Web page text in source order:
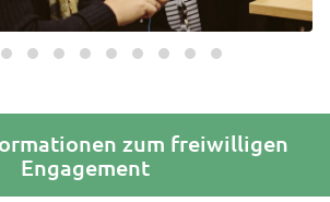
zum freiwilligen
Engagement